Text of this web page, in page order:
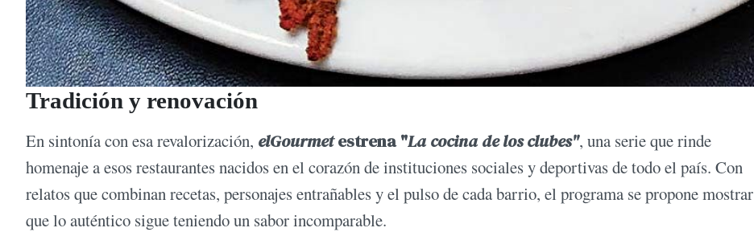
Tradición y renovación
En sintonía con esa revalorización, elGourmetestrena "La cocina de los clubes", una serie que rinde
homenaje a esos restaurantes nacidos en el corazón de instituciones sociales y deportivas de todo el país. Con
relatos que combinan recetas, personajes entrañables y el pulso de cada barrio, el programa se propone mostrar
que lo auténtico sigue teniendo un sabor incomparable.